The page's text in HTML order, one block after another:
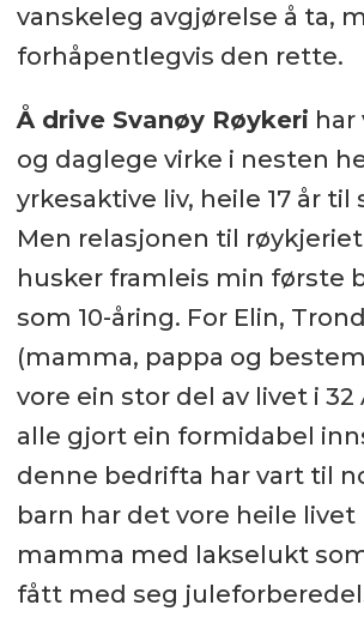
vanskeleg avgjørelse å ta,
forhåpentlegvis den rette.
Å drive Svanøy Røykeri har
og daglege virke i nesten
yrkesaktive liv, heile 17 år til
Men relasjonen til
husker framleis min første
som 10-åring. For Elin,
(mamma, pappa og
vore ein stor del av livet i 32
alle gjort ein formidabel
denne bedrifta har vart til
barn har det vore heile livet
mamma med lakselukt
fått med seg